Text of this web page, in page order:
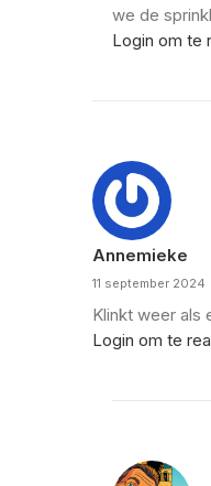
we de
Login om te
Annemieke
11 september 2024
Klinkt weer als
Login om te